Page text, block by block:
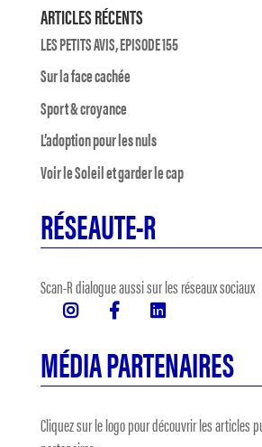
ARTICLES RÉCENTS
LES PETITS AVIS, EPISODE 155
Sur la face cachée
Sport & croyance
L’adoption pour les nuls
Voir le Soleil et garder le cap
RÉSEAUTE-R
Scan-R dialogue aussi sur les réseaux sociaux
MÉDIA PARTENAIRES
Cliquez sur le logo pour découvrir les articles